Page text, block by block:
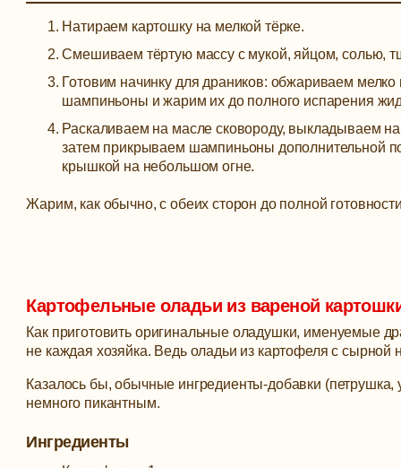
Натираем картошку на мелкой тёрке.
Смешиваем тёртую массу с мукой, яйцом, солью,
Готовим начинку для драников: обжариваем
шампиньоны и жарим их до полного испарения
Раскаливаем на масле сковороду, выкладываем
затем прикрываем шампиньоны дополнительной
крышкой на небольшом огне.
Жарим, как обычно, с обеих сторон до полной
Картофельные оладьи из вареной
Как приготовить оригинальные оладушки, именуемые
не каждая хозяйка. Ведь оладьи из картофеля с сырной
Казалось бы, обычные ингредиенты-добавки
немного пикантным.
Ингредиенты